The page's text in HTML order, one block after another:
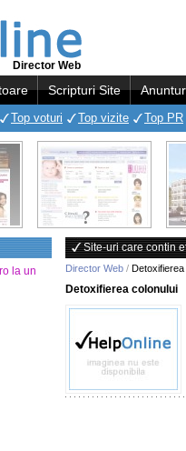
Director Web
Scripturi Site
Top voturi Top vizite Top PR
la un
Site-uri care contin
Director Web /
Detoxifierea colonului